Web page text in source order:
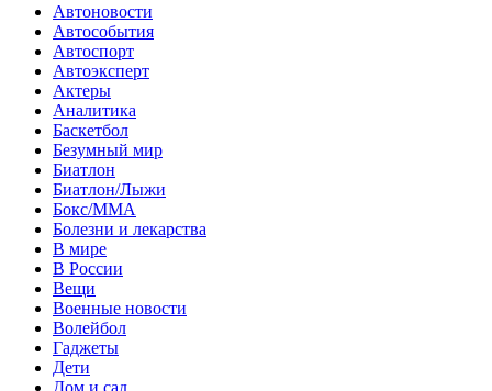
Автоновости
Автособытия
Автоспорт
Автоэксперт
Актеры
Аналитика
Баскетбол
Безумный мир
Биатлон
Биатлон/Лыжи
Бокс/MMA
Болезни и лекарства
В мире
В России
Вещи
Военные новости
Волейбол
Гаджеты
Дети
Дом и сад